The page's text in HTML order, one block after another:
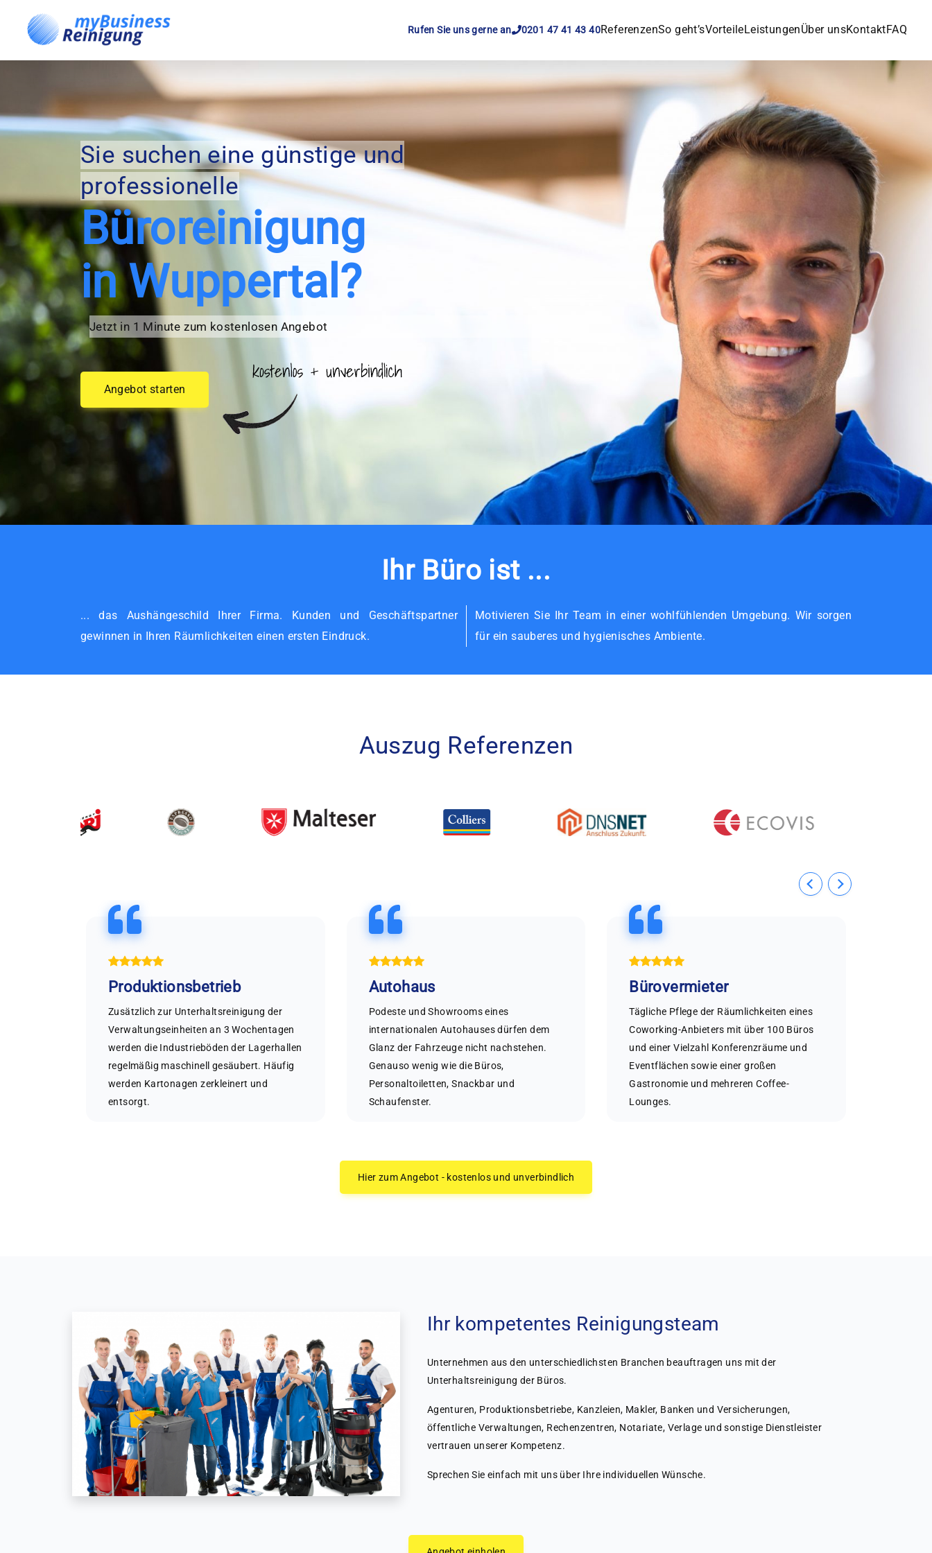
Rufen Sie uns gerne an 0201 47 41 43 40ReferenzenSo geht’sVorteileLeistungenÜber unsKontaktFAQ
Sie suchen eine günstige und
professionelle
Büroreinigung
in Wuppertal ?
Jetzt in 1 Minute zum kostenlosen Angebot
Angebot starten
Ihr Büro ist ...
... das Aushängeschild Ihrer Firma. Kunden und Geschäftspartner
gewinnen in Ihren Räumlichkeiten einen ersten Eindruck.
Motivieren Sie Ihr Team in einer wohlfühlenden Umgebung. Wir sorgen
für ein sauberes und hygienisches Ambiente.
Auszug Referenzen
Produktionsbetrieb
Zusätzlich zur Unterhaltsreinigung der
Verwaltungseinheiten an 3 Wochentagen
werden die Industrieböden der Lagerhallen
regelmäßig maschinell gesäubert. Häufig
werden Kartonagen zerkleinert und
entsorgt.
Autohaus
Podeste und Showrooms eines
internationalen Autohauses dürfen dem
Glanz der Fahrzeuge nicht nachstehen.
Genauso wenig wie die Büros,
Personaltoiletten, Snackbar und
Schaufenster.
Bürovermieter
Tägliche Pflege der Räumlichkeiten eines
Coworking-Anbieters mit über 100 Büros
und einer Vielzahl Konferenzräume und
Eventflächen sowie einer großen
Gastronomie und mehreren Coffee-
Lounges.
Hier zum Angebot - kostenlos und unverbindlich
Ihr kompetentes Reinigungsteam
Unternehmen aus den unterschiedlichsten Branchen beauftragen uns mit der
Unterhaltsreinigung der Büros.
Agenturen, Produktionsbetriebe, Kanzleien, Makler, Banken und Versicherungen,
öffentliche Verwaltungen, Rechenzentren, Notariate, Verlage und sonstige Dienstleister
vertrauen unserer Kompetenz.
Sprechen Sie einfach mit uns über Ihre individuellen Wünsche.